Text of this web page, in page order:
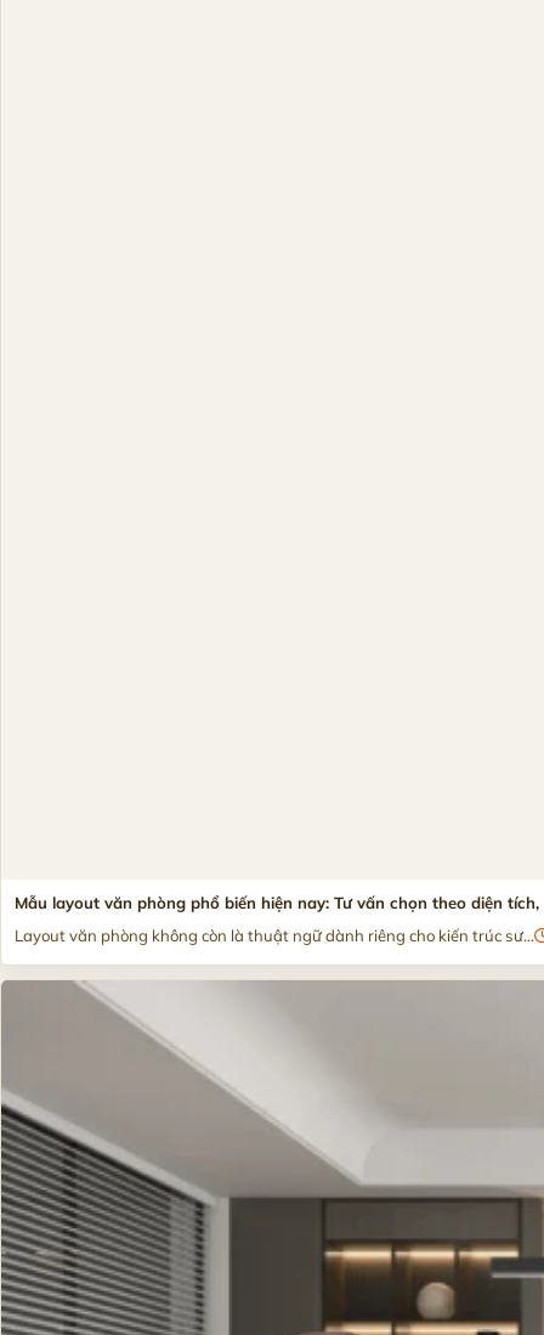
Mẫu layout văn phòng phổ biến hiện nay: Tư vấn chọn theo diện
Layout văn phòng không còn là thuật ngữ dành riêng cho kiến trúc sư...